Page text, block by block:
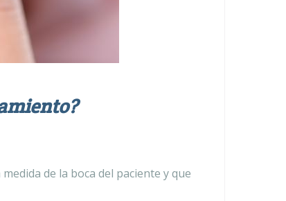
de la boca del paciente y que